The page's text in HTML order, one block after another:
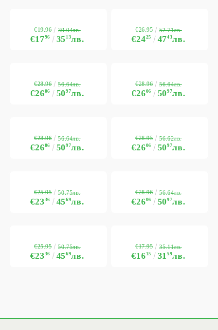
€1796 3513лв.
€19.96 39.04лв.
€2425 4743лв.
€26.95 52.71лв.
€2606 5097лв.
€28.96 56.64лв.
€2606 5097лв.
€28.96 56.64лв.
€2606 5097лв.
€28.96 56.64лв.
€2606 5097лв.
€28.95 56.62лв.
€2336 4569лв.
€25.95 50.75лв.
€2606 5097лв.
€28.96 56.64лв.
€2336 4569лв.
€25.95 50.75лв.
€1615 3159лв.
€17.95 35.11лв.